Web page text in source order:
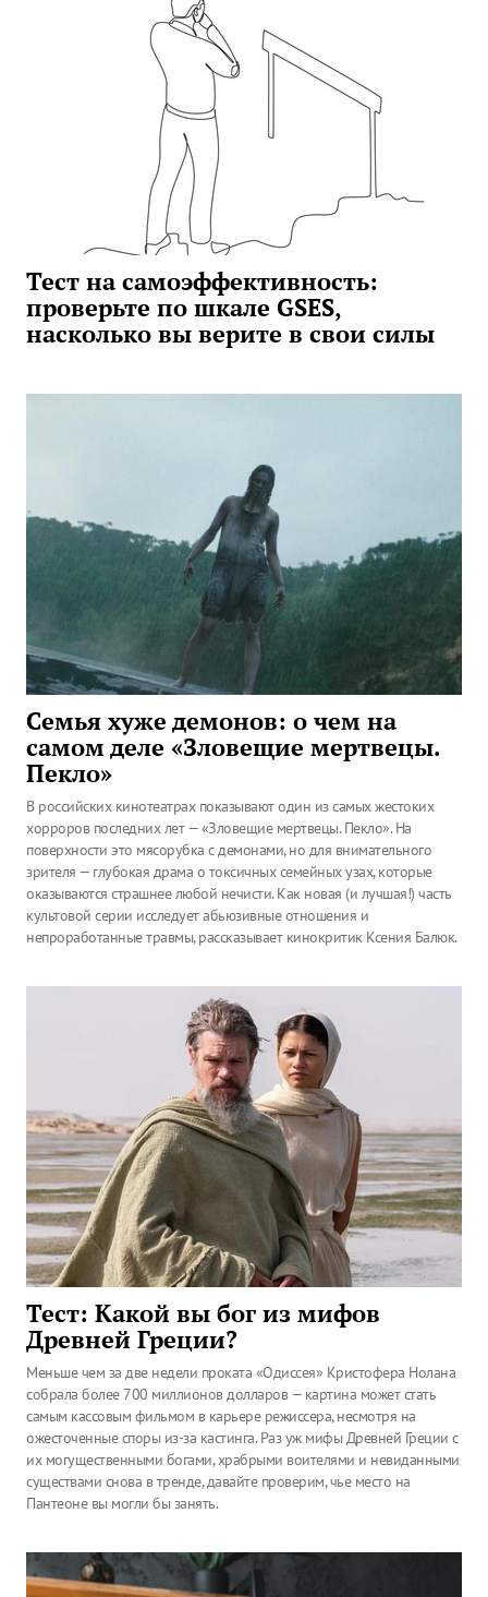
Тест на самоэффективность:
проверьте по шкале GSES,
насколько вы верите в свои силы
Семья хуже демонов: о чем на
самом деле «Зловещие мертвецы.
Пекло»
В российских кинотеатрах показывают один из самых жестоких
хорроров последних лет — «Зловещие мертвецы. Пекло». На
поверхности это мясорубка с демонами, но для внимательного
зрителя — глубокая драма о токсичных семейных узах, которые
оказываются страшнее любой нечисти. Как новая (и лучшая!) часть
культовой серии исследует абьюзивные отношения и
непроработанные травмы, рассказывает кинокритик Ксения Балюк.
Тест: Какой вы бог из мифов
Древней Греции?
Меньше чем за две недели проката «Одиссея» Кристофера Нолана
собрала более 700 миллионов долларов — картина может стать
самым кассовым фильмом в карьере режиссера, несмотря на
ожесточенные споры из-за кастинга. Раз уж мифы Древней Греции с
их могущественными богами, храбрыми воителями и невиданными
существами снова в тренде, давайте проверим, чье место на
Пантеоне вы могли бы занять.